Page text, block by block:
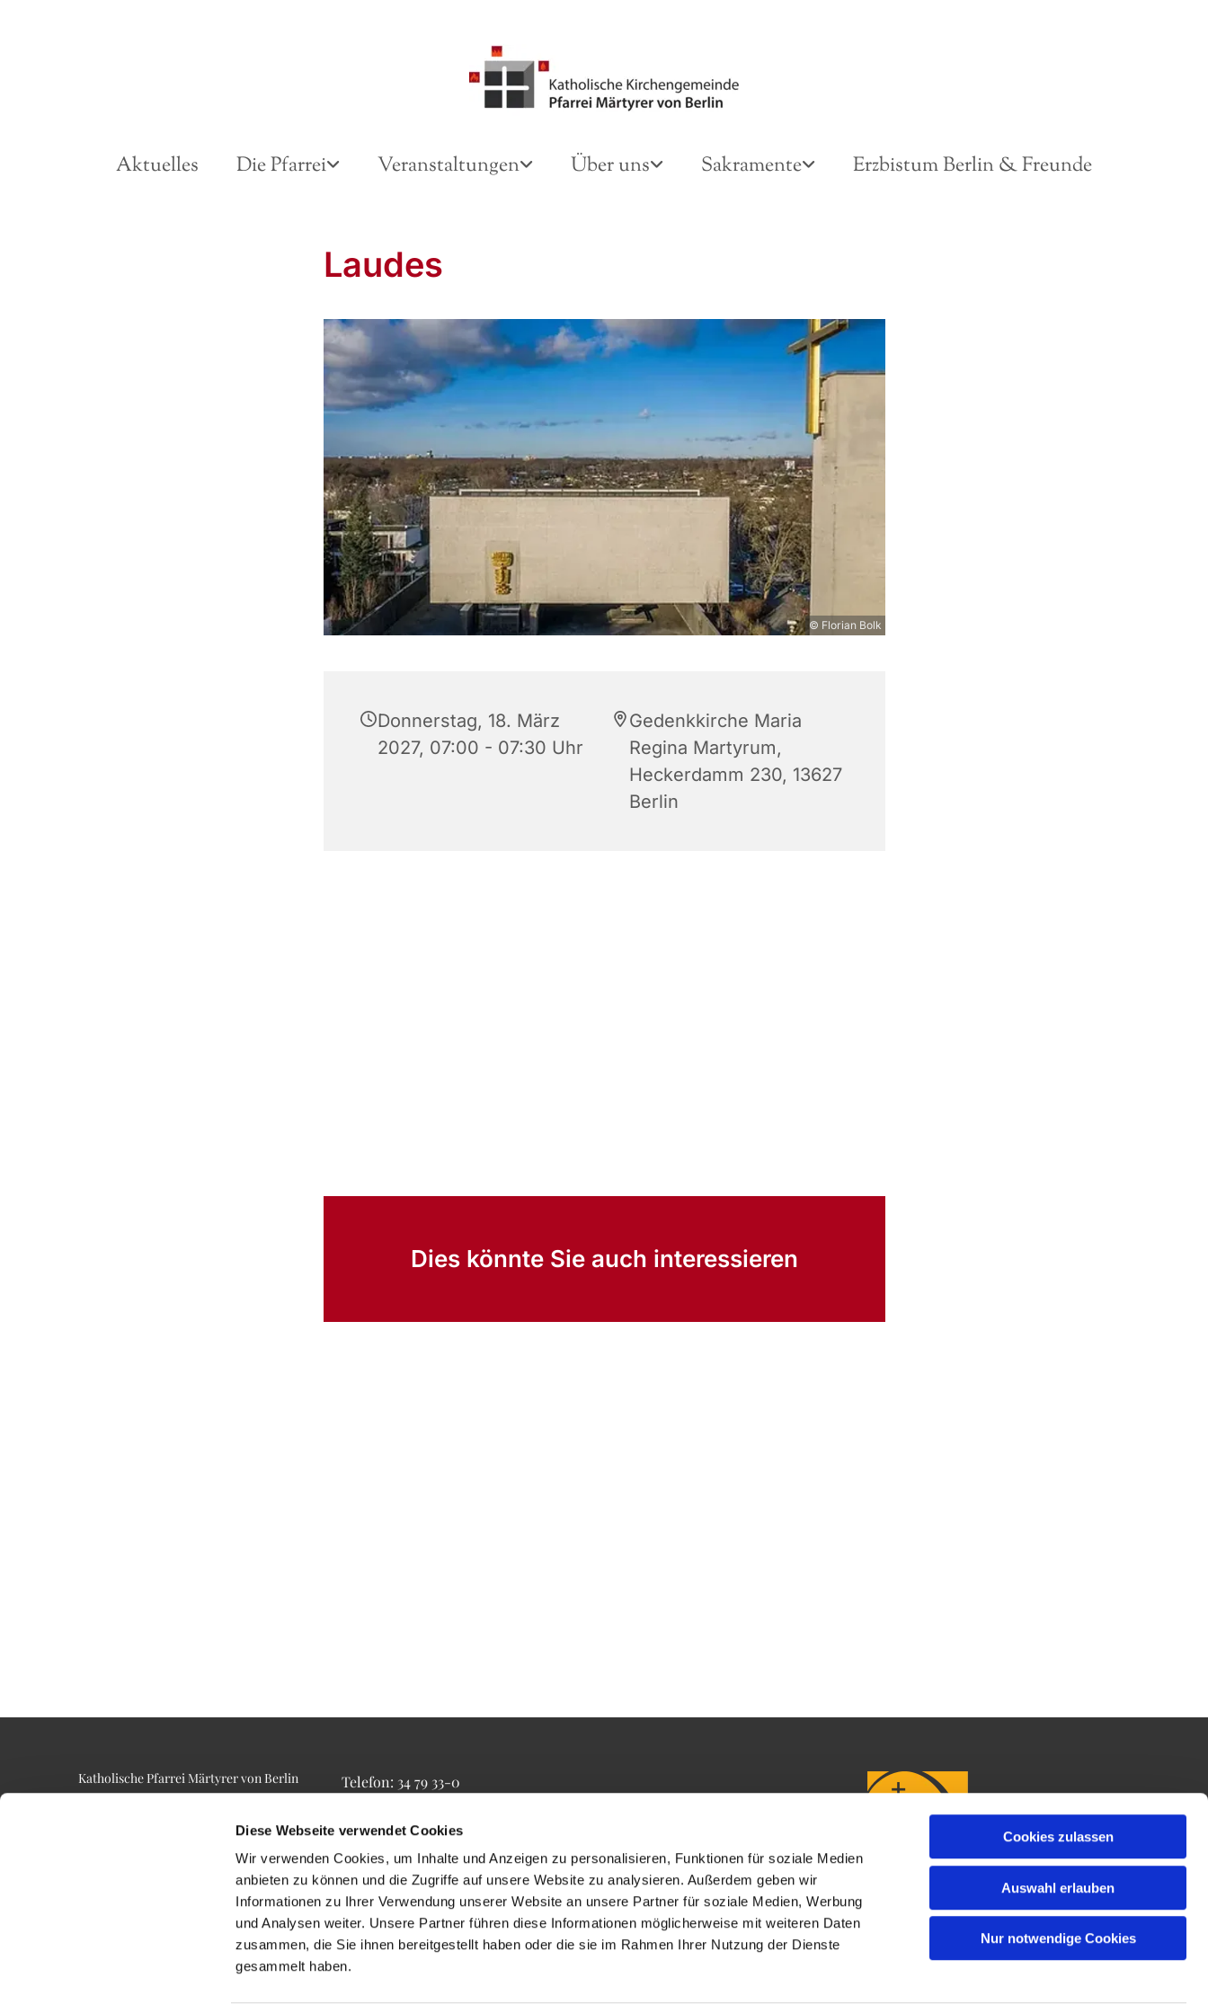
Diese Webseite verwendet Cookies
Wir verwenden Cookies, um Inhalte und Anzeigen zu personalisieren, Funktionen für soziale Medien
anbieten zu können und die Zugriffe auf unsere Website zu analysieren. Außerdem geben wir
Informationen zu Ihrer Verwendung unserer Website an unsere Partner für soziale Medien, Werbung
und Analysen weiter. Unsere Partner führen diese Informationen möglicherweise mit weiteren Daten
zusammen, die Sie ihnen bereitgestellt haben oder die sie im Rahmen Ihrer Nutzung der Dienste
gesammelt haben.
Cookies zulassen
Auswahl erlauben
Nur notwendige Cookies
Aktuelles Die Pfarrei Veranstaltungen Über uns Sakramente Erzbistum Berlin & Freunde
Laudes
© Florian Bolk
Donnerstag, 18. März
2027, 07:00 - 07:30 Uhr
Gedenkkirche Maria
Regina Martyrum,
Heckerdamm 230, 13627
Berlin
Dies könnte Sie auch interessieren
Katholische Pfarrei Märtyrer von Berlin
Alt-Lietzow 23
Telefon: 34 79 33-0
Email: pfarrbuero@maertyrer-von-berlin.de
Impressum ChurchDesk-Login